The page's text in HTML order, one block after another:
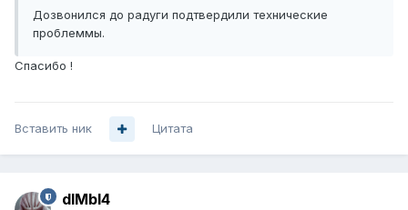
Дозвонился до радуги подтвердили технические
проблеммы.
Спасибо !
Вставить ник Цитата
dIMbI4